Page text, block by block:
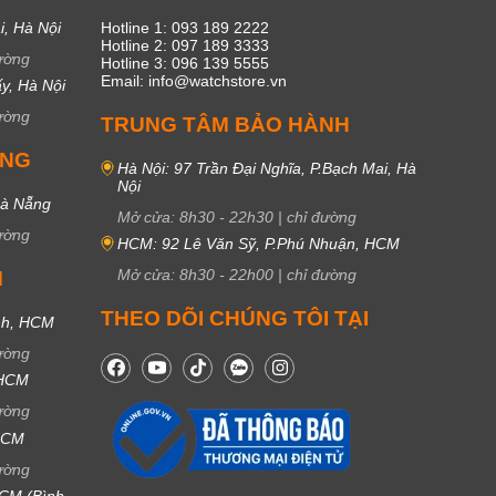
Hà Nội
Hà Nội
Nẵng
HCM
Hotline 1: 093 189 2222
Hotline 2: 097 189 3333
Hotline 3: 096 139 5555
Email: info@watchstore.vn
TRUNG TÂM BẢO HÀNH
Hà Nội: 97 Trần Đại Nghĩa, P.Bạch Mai, Hà
Nội
Mở cửa: 8h30 - 22h30 | chỉ đường
HCM: 92 Lê Văn Sỹ, P.Phú Nhuận, HCM
Mở cửa: 8h30 - 22h00 | chỉ đường
THEO DÕI CHÚNG TÔI TẠI